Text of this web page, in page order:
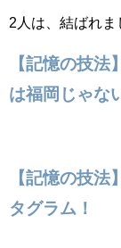
2人は、結ばれま
【記憶の技
は福岡じゃな
【記憶の技法
タグラム！